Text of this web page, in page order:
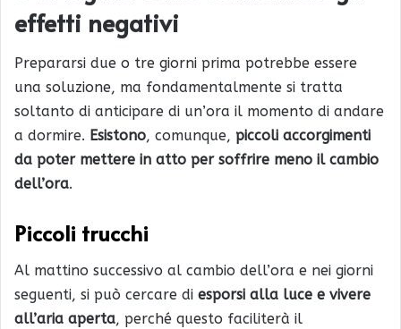
effetti negativi
Prepararsi due o tre giorni prima potrebbe essere
una soluzione, ma fondamentalmente si tratta
soltanto di anticipare di un’ora il momento di andare
a dormire. Esistono, comunque, piccoli accorgimenti
da poter mettere in atto per soffrire meno il cambio
dell’ora.
Piccoli trucchi
Al mattino successivo al cambio dell’ora e nei giorni
seguenti, si può cercare di esporsi alla luce e vivere
all’aria aperta, perché questo faciliterà il